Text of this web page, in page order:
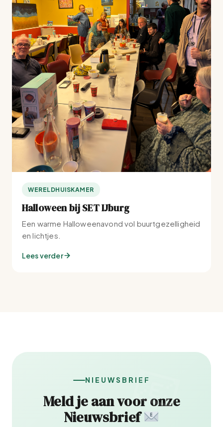
WERELDHUISKAMER
Halloween bij SET IJburg
Een warme Halloweenavond vol buurtgezelligheid
en lichtjes.
Lees verder
NIEUWSBRIEF
Meld je aan voor onze
Nieuwsbrief